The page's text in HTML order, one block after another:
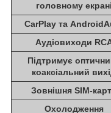
головному екрані
CarPlay та
Аудіовиходи
Підтримує
коаксіальний
Зовнішня SIM-
Охолодження